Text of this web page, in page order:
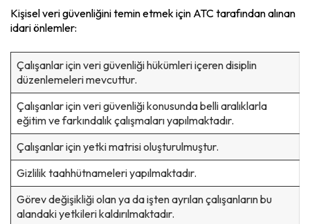
Kişisel veri güvenliğini temin etmek için ATC tarafından alınan
idari önlemler:
Çalışanlar için veri güvenliği hükümleri içeren disiplin
düzenlemeleri mevcuttur.
Çalışanlar için veri güvenliği konusunda belli aralıklarla
eğitim ve farkındalık çalışmaları yapılmaktadır.
Çalışanlar için yetki matrisi oluşturulmuştur.
Gizlilik taahhütnameleri yapılmaktadır.
Görev değişikliği olan ya da işten ayrılan çalışanların bu
alandaki yetkileri kaldırılmaktadır.